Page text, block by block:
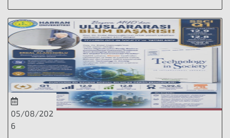
05/08/202
6